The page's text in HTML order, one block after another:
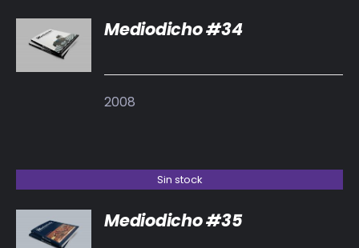
DETALLES
Mediodicho #34
2008
Sin stock
DETALLES
Mediodicho #35